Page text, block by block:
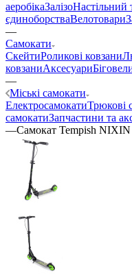
аеробікаЗалізоНастільний
єдиноборстваВелотовари
—
Самокати
СкейтиРоликові ковзани
ковзаниАксесуари
—
Міські самокати
ЕлектросамокатиТрюкові
самокатиЗапчастини та
—Самокат Tempish